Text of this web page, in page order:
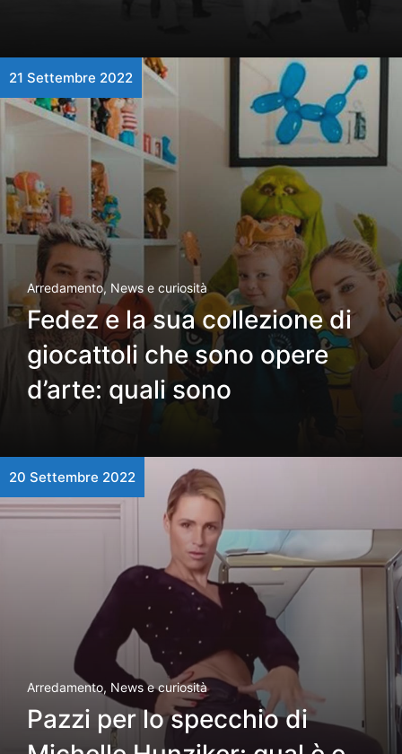
21 Settembre 2022
Arredamento, News e curiosità
Fedez e la sua collezione di
giocattoli che sono opere
d’arte: quali sono
20 Settembre 2022
Arredamento, News e curiosità
Pazzi per lo specchio di